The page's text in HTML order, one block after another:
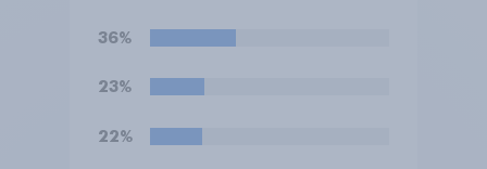
36%
23%
22%